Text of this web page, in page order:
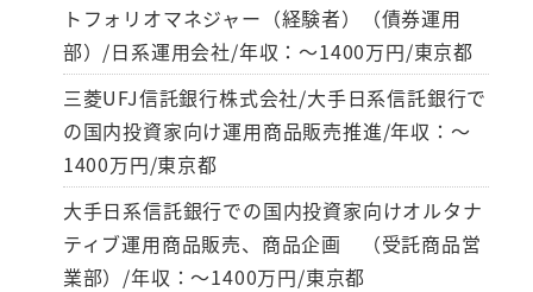
トフォリオマネジャー（経験者）（債券運用
部）/日系運用会社/年収：～1400万円/東京都
三菱UFJ信託銀行株式会社/大手日系信託銀行で
の国内投資家向け運用商品販売推進/年収：～
1400万円/東京都
大手日系信託銀行での国内投資家向けオルタナ
ティブ運用商品販売、商品企画 （受託商品営
業部）/年収：～1400万円/東京都